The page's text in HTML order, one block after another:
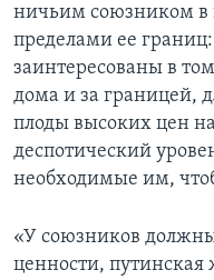
ничьим союзником в
пределами ее
заинтересованы в
дома и за границей,
плоды высоких цен
деспотический
необходимые им,
«У союзников
ценности, путинская